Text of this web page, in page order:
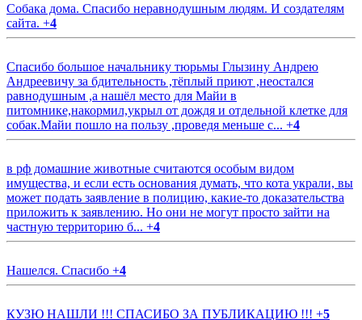
Собака дома. Спасибо неравнодушным людям. И создателям
сайта. +4
Спасибо большое начальнику тюрьмы Глызину Андрею
Андреевичу за бдительность ,тёплый приют ,неостался
равнодушным ,а нашёл место для Майи в
питомнике,накормил,укрыл от дождя и отдельной клетке для
собак.Майи пошло на пользу ,проведя меньше с... +4
в рф домашние животные считаются особым видом
имущества, и если есть основания думать, что кота украли, вы
может подать заявление в полицию, какие-то доказательства
приложить к заявлению. Но они не могут просто зайти на
частную территорию б... +4
Нашелся. Спасибо +4
КУЗЮ НАШЛИ !!! СПАСИБО ЗА ПУБЛИКАЦИЮ !!! +5